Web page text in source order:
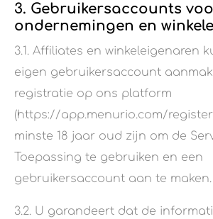
3. Gebruikersaccounts
ondernemingen en
3.1. Affiliates en winkeleigenaren
eigen gebruikersaccount
registratie op ons platform
(https://app.menurio.com/
minste 18 jaar oud zijn om de
Toepassing te gebruiken en een
gebruikersaccount aan te maken.
3.2. U garandeert dat de